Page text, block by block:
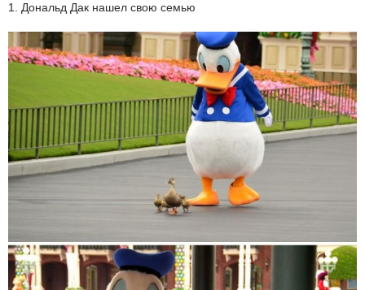
1. Дональд Дак нашел свою семью